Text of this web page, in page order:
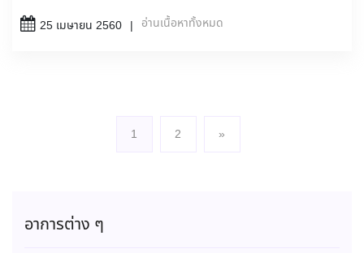
25 เมษายน 2560 อ่านเนื้อหาทั้งหมด
1 (current)2 »
อาการต่าง ๆ